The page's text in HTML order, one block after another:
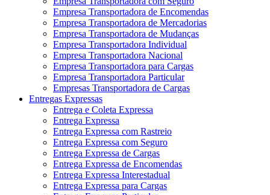
Empresa Transportadora de Encomendas
Empresa Transportadora de Mercadorias
Empresa Transportadora de Mudanças
Empresa Transportadora Individual
Empresa Transportadora Nacional
Empresa Transportadora para Cargas
Empresa Transportadora Particular
Empresas Transportadora de Cargas
Entregas Expressas
Entrega e Coleta Expressa
Entrega Expressa
Entrega Expressa com Rastreio
Entrega Expressa com Seguro
Entrega Expressa de Cargas
Entrega Expressa de Encomendas
Entrega Expressa Interestadual
Entrega Expressa para Cargas